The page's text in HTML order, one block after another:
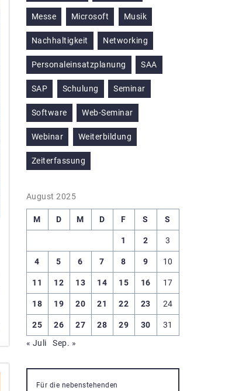
Messe Microsoft Musik
Nachhaltigkeit Networking
Personaleinsatzplanung SAA
SAP Schulung Seminar
Software Web-Seminar
Webinar Weiterbildung
Zeiterfassung
August 2025
M D M D F S S
1 2 3
4 5 6 7 8 9 10
11 12 13 14 15 16 17
18 19 20 21 22 23 24
25 26 27 28 29 30
31
« Juli
Sep. »
Für die nebenstehenden